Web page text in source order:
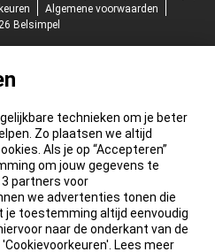
Algemene voorwaarden
Belsimpel
technieken om je beter
Zo plaatsen we altijd
Als je op “Accepteren”
om jouw gegevens te
partners voor
we advertenties tonen die
je toestemming altijd eenvoudig
naar de onderkant van de
Lees meer